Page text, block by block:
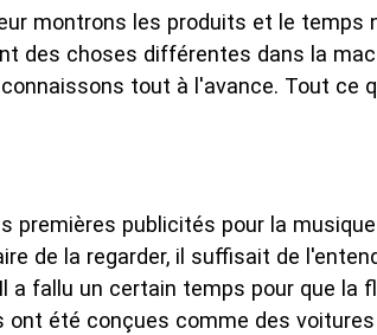
montrons les produits et le
des choses différentes dans la
tout à l'avance. Tout ce
premières publicités pour la
de la regarder, il suffisait de
fallu un certain temps pour que la
été conçues comme des